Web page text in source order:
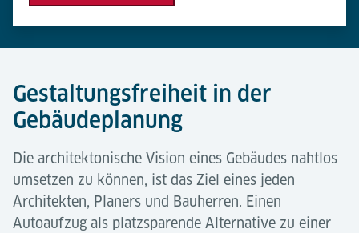
Gestaltungsfreiheit in der
Gebäudeplanung
Die architektonische Vision eines Gebäudes nahtlos
umsetzen zu können, ist das Ziel eines jeden
Architekten, Planers und Bauherren. Einen
Autoaufzug als platzsparende Alternative zu einer